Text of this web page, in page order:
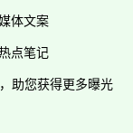
体文案
点笔记
助您获得更多曝光